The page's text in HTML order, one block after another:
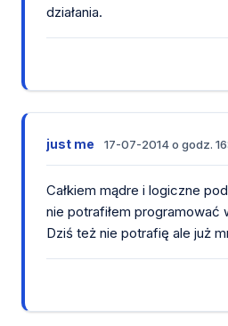
działania.
just me 17-07-2014 o godz.
Całkiem mądre i logiczne
nie potrafiłem programować
Dziś też nie potrafię ale już